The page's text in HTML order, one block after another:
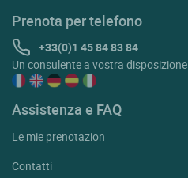
Prenota per telefono
+33(0)1 45 84 83 84
Un consulente a vostra disposizione
Assistenza e FAQ
Le mie prenotazion
Contatti